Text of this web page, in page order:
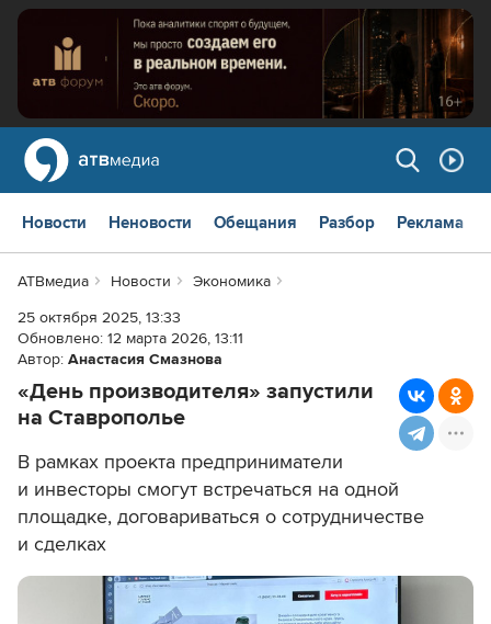
Новости Неновости Обещания Разбор Реклама
АТВмедиа Новости
Экономика
25 октября 2025, 13:33
Обновлено: 12 марта 2026, 13:11
Автор: Анастасия Смазнова
«День производителя» запустили
на Ставрополье
В рамках проекта предприниматели
и инвесторы смогут встречаться на одной
площадке, договариваться о сотрудничестве
и сделках